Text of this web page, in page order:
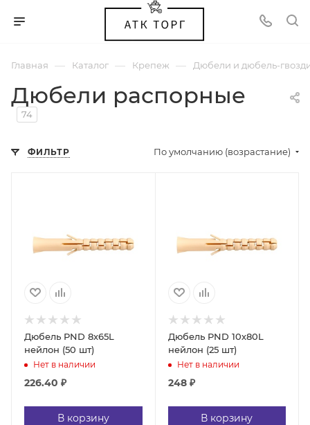
Главная — Каталог — Крепеж — Дюбели и дюбель-
Дюбели распорные
74
ФИЛЬТР По умолчанию (возрастание)
Дюбель PND 8х65L
нейлон (50 шт)
Нет в наличии
226.40 ₽
В корзину
Дюбель PND 10х80L
нейлон (25 шт)
Нет в наличии
248₽
В корзину